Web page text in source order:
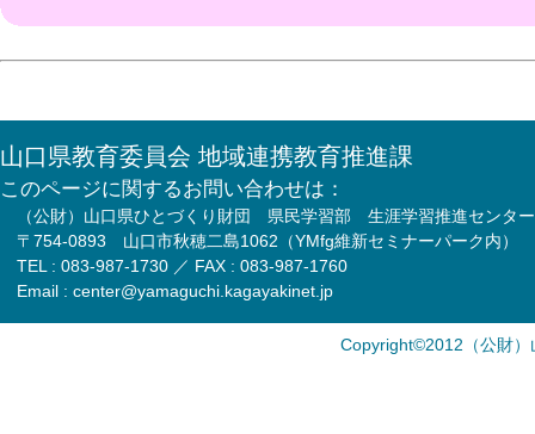
山口県教育委員会 地域連携教育推進課
このページに関するお問い合わせは：
（公財）山口県ひとづくり財団 県民学習部 生涯学習推進センター
〒754-0893 山口市秋穂二島1062（YMfg維新セミナーパーク内）
TEL : 083-987-1730 ／ FAX : 083-987-1760
Email : center@yamaguchi.kagayakinet.jp
Copyright©2012（公財）